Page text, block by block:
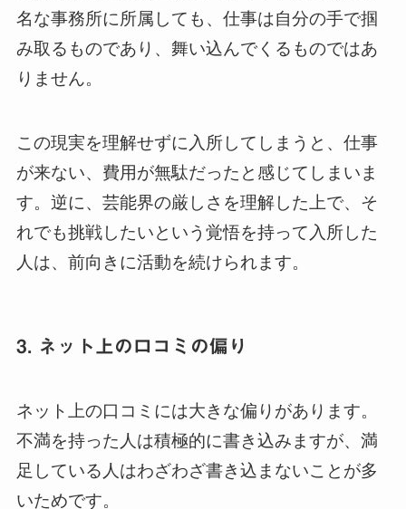
名な事務所に所属しても、仕事は自分の手で掴
み取るものであり、舞い込んでくるものではあ
りません。
この現実を理解せずに入所してしまうと、仕事
が来ない、費用が無駄だったと感じてしまいま
す。逆に、芸能界の厳しさを理解した上で、そ
れでも挑戦したいという覚悟を持って入所した
人は、前向きに活動を続けられます。
3. ネット上の口コミの偏り
ネット上の口コミには大きな偏りがあります。
不満を持った人は積極的に書き込みますが、満
足している人はわざわざ書き込まないことが多
いためです。